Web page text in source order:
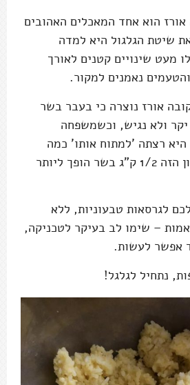
הוא אחד המאכלים האהובים
שיטת הגלגול היא למדה
מעט שינויים קטנים לאורך
נאמנים למקור.
אורז נוצרה כי בעבר בשר
ולא נגיש, וכשמשפחה
רצתה 'למתוח אותו' כמה
שיותר. אז עם המתכון הזה 1/2 ק"ג בשר הופך ליותר
לגרסאות טבעוניות, ללא
– שימו לב בעיקר לטכניקה,
אפשר לעשות.
נתחיל לגלגל!